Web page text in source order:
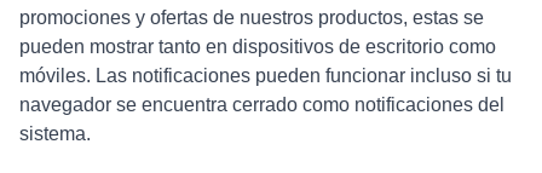
promociones y ofertas de nuestros productos, estas se
pueden mostrar tanto en dispositivos de escritorio como
móviles. Las notificaciones pueden funcionar incluso si tu
navegador se encuentra cerrado como notificaciones del
sistema.